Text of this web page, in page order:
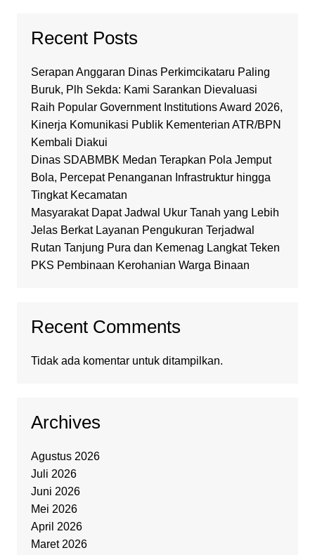
Recent Posts
Serapan Anggaran Dinas Perkimcikataru Paling
Buruk, Plh Sekda: Kami Sarankan Dievaluasi
Raih Popular Government Institutions Award 2026,
Kinerja Komunikasi Publik Kementerian ATR/BPN
Kembali Diakui
Dinas SDABMBK Medan Terapkan Pola Jemput
Bola, Percepat Penanganan Infrastruktur hingga
Tingkat Kecamatan
Masyarakat Dapat Jadwal Ukur Tanah yang Lebih
Jelas Berkat Layanan Pengukuran Terjadwal
Rutan Tanjung Pura dan Kemenag Langkat Teken
PKS Pembinaan Kerohanian Warga Binaan
Recent Comments
Tidak ada komentar untuk ditampilkan.
Archives
Agustus 2026
Juli 2026
Juni 2026
Mei 2026
April 2026
Maret 2026